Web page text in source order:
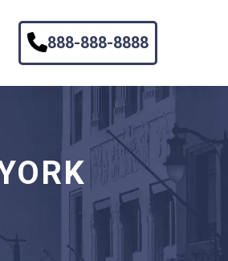
888-888-8888